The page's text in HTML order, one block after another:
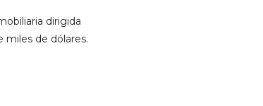
dirigida
miles de dólares.